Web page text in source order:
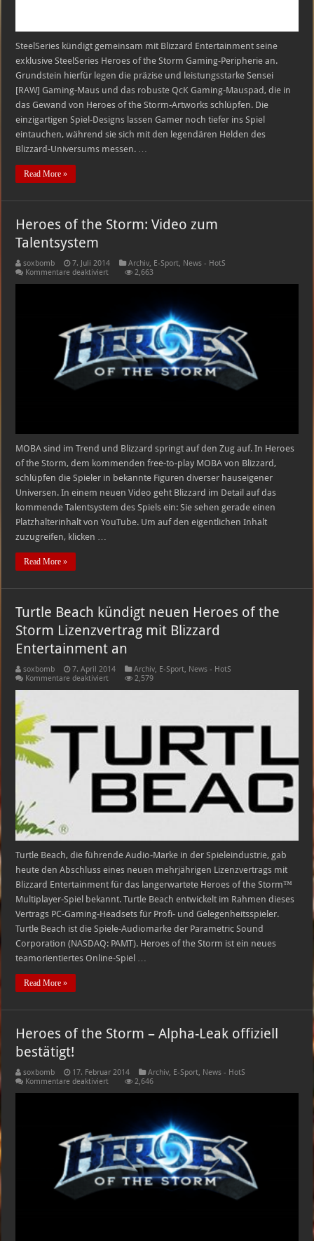
SteelSeries kündigt gemeinsam mit Blizzard Entertainment seine
exklusive SteelSeries Heroes of the Storm Gaming-Peripherie an.
Grundstein hierfür legen die präzise und leistungsstarke Sensei
[RAW] Gaming-Maus und das robuste QcK Gaming-Mauspad, die in
das Gewand von Heroes of the Storm-Artworks schlüpfen. Die
einzigartigen Spiel-Designs lassen Gamer noch tiefer ins Spiel
eintauchen, während sie sich mit den legendären Helden des
Blizzard-Universums messen. …
Read More »
Heroes of the Storm: Video zum
Talentsystem
soxbomb 7. Juli 2014 Archiv, E-Sport, News - HotS
Kommentare deaktiviertfür
zum
Talentsystem
2,663
MOBA sind im Trend und Blizzard springt auf den Zug auf. In Heroes
of the Storm, dem kommenden free-to-play MOBA von Blizzard,
schlüpfen die Spieler in bekannte Figuren diverser hauseigener
Universen. In einem neuen Video geht Blizzard im Detail auf das
kommende Talentsystem des Spiels ein: Sie sehen gerade einen
Platzhalterinhalt von YouTube. Um auf den eigentlichen Inhalt
zuzugreifen, klicken …
Read More »
Turtle Beach kündigt neuen Heroes of the
Storm Lizenzvertrag mit Blizzard
Entertainment an
soxbomb 7. April 2014 Archiv, E-Sport, News - HotS
Kommentare deaktiviertfür
Heroes
Lizenzvertrag
Blizzard
Entertainment
an
2,579
Turtle Beach, die führende Audio-Marke in der Spieleindustrie, gab
heute den Abschluss eines neuen mehrjährigen Lizenzvertrags mit
Blizzard Entertainment für das langerwartete Heroes of the Storm™
Multiplayer-Spiel bekannt. Turtle Beach entwickelt im Rahmen dieses
Vertrags PC-Gaming-Headsets für Profi- und Gelegenheitsspieler.
Turtle Beach ist die Spiele-Audiomarke der Parametric Sound
Corporation (NASDAQ: PAMT). Heroes of the Storm ist ein neues
teamorientiertes Online-Spiel …
Read More »
Heroes of the Storm – Alpha-Leak offiziell
bestätigt!
soxbomb 17. Februar 2014 Archiv, E-Sport, News - HotS
Kommentare deaktiviertfür
Alpha-
Leak
offiziell
bestätigt!
2,646